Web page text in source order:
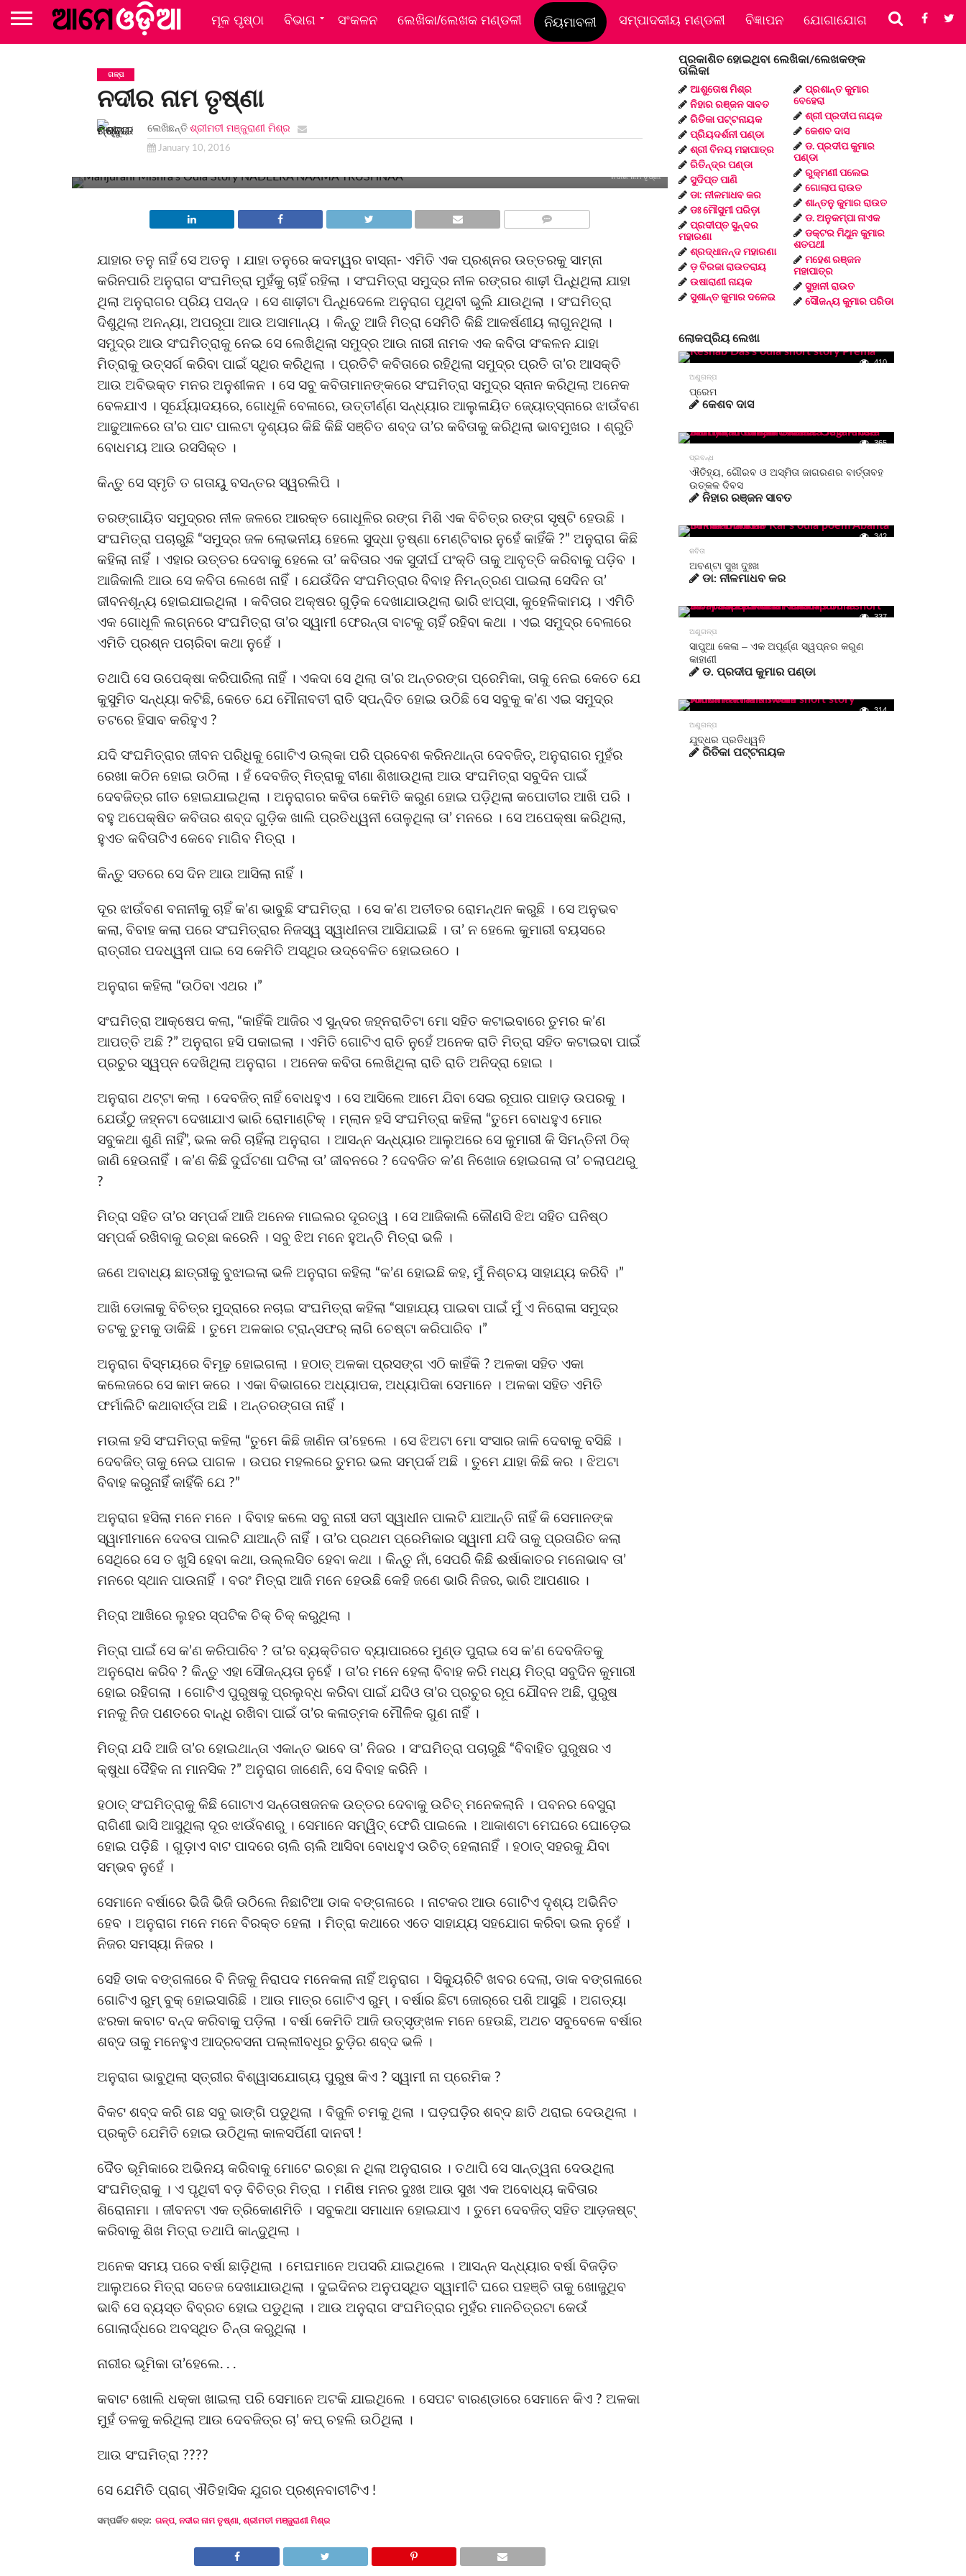
ମୂଳ ପୃଷ୍ଠା ବିଭାଗ ସଂକଳନ ଲେଖିକା/ଲେଖକ ମଣ୍ଡଳୀ ନିୟମାବଳୀ ସମ୍ପାଦକୀୟ ମଣ୍ଡଳୀ ବିଜ୍ଞାପନ ଯୋଗାଯୋଗ
ଗଳ୍ପ
ନଦୀର ନାମ ତୃଷ୍ଣା
ଲେଖିଛନ୍ତି ଶ୍ରୀମତୀ ମଞ୍ଜୁରାଣୀ ମିଶ୍ର
January 10, 2016
ଏ ପୃଥିବୀ ବଡ଼ ବିଚିତ୍ର ମିତ୍ରା । ମଣିଷ ମନର ଦୁଃଖ ଆଉ ସୁଖ ଏକ ଅବୋଧ୍ୟ
ନଦୀର ନାମ ତୃଷ୍ଣା
ଯାହାର ତନୁ ନାହିଁ ସେ ଅତନୁ । ଯାହା ତନୁରେ କଦମ୍ୱର ବାସ୍ନା- ଏମିତି ଏକ ପ୍ରଶ୍ନର ଉତ୍ତରକୁ ସାମ୍ନା
କରିନପାରି ଅନୁରାଗ ସଂଘମିତ୍ରା ମୁହଁକୁ ଚାହିଁ ରହିଲା । ସଂଘମିତ୍ରା ସମୁଦ୍ର ନୀଳ ରଙ୍ଗର ଶାଢ଼ୀ ପିନ୍ଧିଥିଲା ଯାହା
ଥିଲା ଅନୁରାଗର ପ୍ରିୟ ପସନ୍ଦ । ସେ ଶାଢ଼ୀଟା ପିନ୍ଧିଦେଲେ ଅନୁରାଗ ପୃଥିବୀ ଭୁଲି ଯାଉଥିଲା । ସଂଘମିତ୍ରା
ଦିଶୁଥିଲା ଅନନ୍ୟା, ଅପରୂପା ଆଉ ଅସାମାନ୍ୟ । କିନ୍ତୁ ଆଜି ମିତ୍ରା ସେମିତି କିଛି ଆକର୍ଷଣୀୟ ଲାଗୁନଥିଲା ।
ସମୁଦ୍ର ଆଉ ସଂଘମିତ୍ରାକୁ ନେଇ ସେ ଲେଖିଥିଲା ସମୁଦ୍ର ଆଉ ନାରୀ ନାମକ ଏକ କବିତା ସଂକଳନ ଯାହା
ମିତ୍ରାକୁ ଉତ୍ସର୍ଗ କରିବା ପାଇଁ ସ୍ଥିର କରିଥିଲା । ପ୍ରତିଟି କବିତାରେ ରହିଥିଲା ସମୁଦ୍ର ପ୍ରତି ତା’ର ଆସକ୍ତି
ଆଉ ଅବିଭକ୍ତ ମନର ଅନୁଶୀଳନ । ସେ ସବୁ କବିତାମାନଙ୍କରେ ସଂଘମିତ୍ରା ସମୁଦ୍ର ସ୍ନାନ କରିଥିଲା ଅନେକ
ବେଳଯାଏ । ସୂର୍ଯେ୍ୟାଦୟରେ, ଗୋଧୂଳି ବେଳାରେ, ଉତ୍ତୀର୍ଣ୍ଣ ସନ୍ଧ୍ୟାର ଆଲୁଳାୟିତ ଜ୍ୟୋତ୍ସ୍ନାରେ ଝାଉଁବଣ
ଆଢୁଆଳରେ ତା’ର ପାଟ ପାଲଟା ଦୃଶ୍ୟର କିଛି କିଛି ସଞ୍ଚିତ ଶବ୍ଦ ତା’ର କବିତାକୁ କରିଥିଲା ଭାବମୁଖର । ଶ୍ରୁତି
ବୋଧମୟ ଆଉ ରସସିକ୍ତ ।
କିନ୍ତୁ ସେ ସ୍ମୃତି ତ ଗତାୟୁ ବସନ୍ତର ସ୍ୱରଲିପି ।
ତରଙ୍ଗାୟିତ ସମୁଦ୍ରର ନୀଳ ଜଳରେ ଆରକ୍ତ ଗୋଧୂଳିର ରଙ୍ଗ ମିଶି ଏକ ବିଚିତ୍ର ରଙ୍ଗ ସୃଷ୍ଟି ହେଉଛି ।
ସଂଘମିତ୍ରା ପଚାରୁଛି “ସମୁଦ୍ର ଜଳ ଲୋଭନୀୟ ହେଲେ ସୁଦ୍ଧା ତୃଷ୍ଣା ମେଣ୍ଟିବାର ନୁହେଁ କାହିଁକି ?” ଅନୁରାଗ କିଛି
କହିଲା ନାହିଁ । ଏହାର ଉତ୍ତର ଦେବାକୁ ହେଲେ ତା’ କବିତାର ଏକ ସୁଦୀର୍ଘ ପଂକ୍ତି ତାକୁ ଆବୃତ୍ତି କରିବାକୁ ପଡ଼ିବ ।
ଆଜିକାଲି ଆଉ ସେ କବିତା ଲେଖେ ନାହିଁ । ଯେଉଁଦିନ ସଂଘମିତ୍ରାର ବିବାହ ନିମନ୍ତ୍ରଣ ପାଇଲା ସେଦିନ ତା’
ଜୀବନଶୂନ୍ୟ ହୋଇଯାଇଥିଲା । କବିତାର ଅକ୍ଷର ଗୁଡ଼ିକ ଦେଖାଯାଉଥିଲା ଭାରି ଝାପ୍ସା, କୁହେଳିକାମୟ । ଏମିତି
ଏକ ଗୋଧୂଳି ଲଗ୍ନରେ ସଂଘମିତ୍ରା ତା’ର ସ୍ୱାମୀ ଫେରନ୍ତା ବାଟକୁ ଚାହିଁ ରହିବା କଥା । ଏଇ ସମୁଦ୍ର ବେଳାରେ
ଏମିତି ପ୍ରଶ୍ନ ପଚାରିବା କଥା ନୁହେଁ ।
ତଥାପି ସେ ଉପେକ୍ଷା କରିପାରିଲା ନାହିଁ । ଏକଦା ସେ ଥିଲା ତା’ର ଅନ୍ତରଙ୍ଗ ପ୍ରେମିକା, ତାକୁ ନେଇ କେତେ ଯେ
କୁସୁମିତ ସନ୍ଧ୍ୟା କଟିଛି, କେତେ ଯେ ମୌନାବତୀ ରାତି ସ୍ପନ୍ଦିତ ହୋଇ ଉଠିଛି ସେ ସବୁକୁ କ’ଣ ଏଇ ସମୁଦ୍ର
ତଟରେ ହିସାବ କରିହୁଏ ?
ଯଦି ସଂଘମିତ୍ରାର ଜୀବନ ପରିଧିକୁ ଗୋଟିଏ ଉଲ୍କା ପରି ପ୍ରବେଶ କରିନଥାନ୍ତା ଦେବଜିତ୍, ଅନୁରାଗର ମୁହଁର
ରେଖା କଠିନ ହୋଇ ଉଠିଲା । ହଁ ଦେବଜିତ୍ ମିତ୍ରାକୁ ବୀଣା ଶିଖାଉଥିଲା ଆଉ ସଂଘମିତ୍ରା ସବୁଦିନ ପାଇଁ
ଦେବଜିତ୍‌ର ଗୀତ ହୋଇଯାଇଥିଲା । ଅନୁରାଗର କବିତା କେମିତି କରୁଣ ହୋଇ ପଡ଼ିଥିଲା କପୋତୀର ଆଖି ପରି ।
ବହୁ ଅପେକ୍ଷିତ କବିତାର ଶବ୍ଦ ଗୁଡ଼ିକ ଖାଲି ପ୍ରତିଧ୍ୱନୀ ତୋଳୁଥିଲା ତା’ ମନରେ । ସେ ଅପେକ୍ଷା କରିଥିଲା,
ହୁଏତ କବିତାଟିଏ କେବେ ମାଗିବ ମିତ୍ରା ।
କିନ୍ତୁ ସତରେ ସେ ଦିନ ଆଉ ଆସିଲା ନାହିଁ ।
ଦୂର ଝାଉଁବଣ ବନାନୀକୁ ଚାହିଁ କ’ଣ ଭାବୁଛି ସଂଘମିତ୍ରା । ସେ କ’ଣ ଅତୀତର ରୋମନ୍ଥନ କରୁଛି । ସେ ଅନୁଭବ
କଲା, ବିବାହ କଲା ପରେ ସଂଘମିତ୍ରାର ନିଜସ୍ୱ ସ୍ୱାଧୀନତା ଆସିଯାଇଛି । ତା’ ନ ହେଲେ କୁମାରୀ ବୟସରେ
ରାତ୍ରୀର ପଦଧ୍ୱନୀ ପାଇ ସେ କେମିତି ଅସ୍ଥିର ଉଦ୍‌ବେଳିତ ହୋଇଉଠେ ।
ଅନୁରାଗ କହିଲା “ଉଠିବା ଏଥର ।”
ସଂଘମିତ୍ରା ଆକ୍ଷେପ କଲା, “କାହିଁକି ଆଜିର ଏ ସୁନ୍ଦର ଜହ୍ନରାତିଟା ମୋ ସହିତ କଟାଇବାରେ ତୁମର କ’ଣ
ଆପତ୍ତି ଅଛି ?” ଅନୁରାଗ ହସି ପକାଇଲା । ଏମିତି ଗୋଟିଏ ରାତି ନୁହେଁ ଅନେକ ରାତି ମିତ୍ରା ସହିତ କଟାଇବା ପାଇଁ
ପ୍ରଚୁର ସ୍ୱପ୍ନ ଦେଖିଥିଲା ଅନୁରାଗ । ଅନେକ କବିତା ଲେଖିଥିଲା ରାତି ରାତି ଅନିଦ୍ରା ହୋଇ ।
ଅନୁରାଗ ଥଟ୍ଟା କଲା । ଦେବଜିତ୍ ନାହିଁ ବୋଧହୁଏ । ସେ ଆସିଲେ ଆମେ ଯିବା ସେଇ ରୂପାର ପାହାଡ଼ ଉପରକୁ ।
ଯେଉଁଠୁ ଜହ୍ନଟା ଦେଖାଯାଏ ଭାରି ରୋମାଣ୍ଟିକ୍ । ମ୍ଲାନ ହସି ସଂଘମିତ୍ରା କହିଲା “ତୁମେ ବୋଧହୁଏ ମୋର
ସବୁକଥା ଶୁଣି ନାହିଁ”, ଭଲ କରି ଚାହିଁଲା ଅନୁରାଗ । ଆସନ୍ନ ସନ୍ଧ୍ୟାର ଆଲୁଅରେ ସେ କୁମାରୀ କି ସିମନ୍ତିନୀ ଠିକ୍
ଜାଣି ହେଉନାହିଁ । କ’ଣ କିଛି ଦୁର୍ଘଟଣା ଘଟିଲା ତା’ ଜୀବନରେ ? ଦେବଜିତ କ’ଣ ନିଖୋଜ ହୋଇଗଲା ତା’ ଚଲାପଥରୁ
?
ମିତ୍ରା ସହିତ ତା’ର ସମ୍ପର୍କ ଆଜି ଅନେକ ମାଇଲର ଦୂରତ୍ୱ । ସେ ଆଜିକାଲି କୌଣସି ଝିଅ ସହିତ ଘନିଷ୍ଠ
ସମ୍ପର୍କ ରଖିବାକୁ ଇଚ୍ଛା କରେନି । ସବୁ ଝିଅ ମନେ ହୁଅନ୍ତି ମିତ୍ରା ଭଳି ।
ଜଣେ ଅବାଧ୍ୟ ଛାତ୍ରୀକୁ ବୁଝାଇଲା ଭଳି ଅନୁରାଗ କହିଲା “କ’ଣ ହୋଇଛି କହ, ମୁଁ ନିଶ୍ଚୟ ସାହାଯ୍ୟ କରିବି ।”
ଆଖି ଡୋଳାକୁ ବିଚିତ୍ର ମୁଦ୍ରାରେ ନଚାଇ ସଂଘମିତ୍ରା କହିଲା “ସାହାଯ୍ୟ ପାଇବା ପାଇଁ ମୁଁ ଏ ନିରୋଳା ସମୁଦ୍ର
ତଟକୁ ତୁମକୁ ଡାକିଛି । ତୁମେ ଅଳକାର ଟ୍ରାନ୍ସଫର୍ ଲାଗି ଚେଷ୍ଟା କରିପାରିବ ।”
ଅନୁରାଗ ବିସ୍ମୟରେ ବିମୂଢ଼ ହୋଇଗଲା । ହଠାତ୍ ଅଳକା ପ୍ରସଙ୍ଗ ଏଠି କାହିଁକି ? ଅଳକା ସହିତ ଏକା
କଲେଜରେ ସେ କାମ କରେ । ଏକା ବିଭାଗରେ ଅଧ୍ୟାପକ, ଅଧ୍ୟାପିକା ସେମାନେ । ଅଳକା ସହିତ ଏମିତି
ଫର୍ମାଲିଟି କଥାବାର୍ତ୍ତା ଅଛି । ଅନ୍ତରଙ୍ଗତା ନାହିଁ ।
ମଉଳା ହସି ସଂଘମିତ୍ରା କହିଲା “ତୁମେ କିଛି ଜାଣିନ ତା’ହେଲେ । ସେ ଝିଅଟା ମୋ ସଂସାର ଜାଳି ଦେବାକୁ ବସିଛି ।
ଦେବଜିତ୍ ତାକୁ ନେଇ ପାଗଳ । ଉପର ମହଲରେ ତୁମର ଭଲ ସମ୍ପର୍କ ଅଛି । ତୁମେ ଯାହା କିଛି କର । ଝିଅଟା
ବିବାହ କରୁନାହିଁ କାହିଁକି ଯେ ?”
ଅନୁରାଗ ହସିଲା ମନେ ମନେ । ବିବାହ କଲେ ସବୁ ନାରୀ ସତୀ ସ୍ୱାଧୀନ ପାଲଟି ଯାଆନ୍ତି ନାହିଁ କି ସେମାନଙ୍କ
ସ୍ୱାମୀମାନେ ଦେବତା ପାଲଟି ଯାଆନ୍ତି ନାହିଁ । ତା’ର ପ୍ରଥମ ପ୍ରେମିକାର ସ୍ୱାମୀ ଯଦି ତାକୁ ପ୍ରତାରିତ କଲା
ସେଥିରେ ସେ ତ ଖୁସି ହେବା କଥା, ଉଲ୍ଲସିତ ହେବା କଥା । କିନ୍ତୁ ନାଁ, ସେପରି କିଛି ଈର୍ଷାକାତର ମନୋଭାବ ତା’
ମନରେ ସ୍ଥାନ ପାଉନାହିଁ । ବରଂ ମିତ୍ରା ଆଜି ମନେ ହେଉଛି କେହି ଜଣେ ଭାରି ନିଜର, ଭାରି ଆପଣାର ।
ମିତ୍ରା ଆଖିରେ ଲୁହର ସ୍ପଟିକ ଚିକ୍ ଚିକ୍ କରୁଥିଲା ।
ମିତ୍ରା ପାଇଁ ସେ କ’ଣ କରିପାରିବ ? ତା’ର ବ୍ୟକ୍ତିଗତ ବ୍ୟାପାରରେ ମୁଣ୍ଡ ପୁରାଇ ସେ କ’ଣ ଦେବଜିତକୁ
ଅନୁରୋଧ କରିବ ? କିନ୍ତୁ ଏହା ସୌଜନ୍ୟତା ନୁହେଁ । ତା’ର ମନେ ହେଲା ବିବାହ କରି ମଧ୍ୟ ମିତ୍ରା ସବୁଦିନ କୁମାରୀ
ହୋଇ ରହିଗଲା । ଗୋଟିଏ ପୁରୁଷକୁ ପ୍ରଲୁବ୍ଧ କରିବା ପାଇଁ ଯଦିଓ ତା’ର ପ୍ରଚୁର ରୂପ ଯୌବନ ଅଛି, ପୁରୁଷ
ମନକୁ ନିଜ ପଣତରେ ବାନ୍ଧି ରଖିବା ପାଇଁ ତା’ର କଳାତ୍ମକ ମୌଳିକ ଗୁଣ ନାହିଁ ।
ମିତ୍ରା ଯଦି ଆଜି ତା’ର ହୋଇଥାନ୍ତା ଏକାନ୍ତ ଭାବେ ତା’ ନିଜର । ସଂଘମିତ୍ରା ପଚାରୁଛି “ବିବାହିତ ପୁରୁଷର ଏ
କ୍ଷୁଧା ଦୈହିକ ନା ମାନସିକ ?” ଅନୁରାଗ ଜାଣେନି, ସେ ବିବାହ କରିନି ।
ହଠାତ୍ ସଂଘମିତ୍ରାକୁ କିଛି ଗୋଟାଏ ସନ୍ତୋଷଜନକ ଉତ୍ତର ଦେବାକୁ ଉଚିତ୍ ମନେକଲାନି । ପବନର ବେସୁରା
ରାଗିଣୀ ଭାସି ଆସୁଥିଲା ଦୂର ଝାଉଁବଣରୁ । ସେମାନେ ସମ୍ୱିତ୍ ଫେରି ପାଇଲେ । ଆକାଶଟା ମେଘରେ ଘୋଡ଼େଇ
ହୋଇ ପଡ଼ିଛି । ଗୁଡ଼ାଏ ବାଟ ପାଦରେ ଚାଲି ଚାଲି ଆସିବା ବୋଧହୁଏ ଉଚିତ୍ ହେଲାନାହିଁ । ହଠାତ୍ ସହରକୁ ଯିବା
ସମ୍ଭବ ନୁହେଁ ।
ସେମାନେ ବର୍ଷାରେ ଭିଜି ଭିଜି ଉଠିଲେ ନିଛାଟିଆ ଡାକ ବଙ୍ଗଳାରେ । ନାଟକର ଆଉ ଗୋଟିଏ ଦୃଶ୍ୟ ଅଭିନିତ
ହେବ । ଅନୁରାଗ ମନେ ମନେ ବିରକ୍ତ ହେଲା । ମିତ୍ରା କଥାରେ ଏତେ ସାହାଯ୍ୟ ସହଯୋଗ କରିବା ଭଲ ନୁହେଁ ।
ନିଜର ସମସ୍ୟା ନିଜର ।
ସେହି ଡାକ ବଙ୍ଗଳାରେ ବି ନିଜକୁ ନିରାପଦ ମନେକଲା ନାହିଁ ଅନୁରାଗ । ସିକୁ୍ୟରିଟି ଖବର ଦେଲା, ଡାକ ବଙ୍ଗଳାରେ
ଗୋଟିଏ ରୁମ୍ ବୁକ୍ ହୋଇସାରିଛି । ଆଉ ମାତ୍ର ଗୋଟିଏ ରୁମ୍ । ବର୍ଷାର ଛିଟା ଜୋର୍‌ରେ ପଶି ଆସୁଛି । ଅଗତ୍ୟା
ଝରକା କବାଟ ବନ୍ଦ କରିବାକୁ ପଡ଼ିଲା । ବର୍ଷା କେମିତି ଆଜି ଉତ୍ସୃଙ୍ଖଳ ମନେ ହେଉଛି, ଅଥଚ ସବୁବେଳେ ବର୍ଷାର
ଶବ୍ଦ ତାକୁ ମନେହୁଏ ଆଦ୍ରବସନା ପଲ୍ଲୀବଧୂର ଚୁଡ଼ିର ଶବ୍ଦ ଭଳି ।
ଅନୁରାଗ ଭାବୁଥିଲା ସ୍ତ୍ରୀର ବିଶ୍ୱାସଯୋଗ୍ୟ ପୁରୁଷ କିଏ ? ସ୍ୱାମୀ ନା ପ୍ରେମିକ ?
ବିକଟ ଶବ୍ଦ କରି ଗଛ ସବୁ ଭାଙ୍ଗି ପଡୁଥିଲା । ବିଜୁଳି ଚମକୁ ଥିଲା । ଘଡ଼ଘଡ଼ିର ଶବ୍ଦ ଛାତି ଥରାଇ ଦେଉଥିଲା ।
ପ୍ରକୃତି ଯେମିତି ହୋଇ ଉଠିଥିଲା କାଳସର୍ପିଣୀ ଦାନବୀ !
ଦୈତ ଭୂମିକାରେ ଅଭିନୟ କରିବାକୁ ମୋଟେ ଇଚ୍ଛା ନ ଥିଲା ଅନୁରାଗର । ତଥାପି ସେ ସାନ୍ତ୍ୱନା ଦେଉଥିଲା
ସଂଘମିତ୍ରାକୁ । ଏ ପୃଥିବୀ ବଡ଼ ବିଚିତ୍ର ମିତ୍ରା । ମଣିଷ ମନର ଦୁଃଖ ଆଉ ସୁଖ ଏକ ଅବୋଧ୍ୟ କବିତାର
ଶିରୋନାମା । ଜୀବନଟା ଏକ ତ୍ରିକୋଣମିତି । ସବୁକଥା ସମାଧାନ ହୋଇଯାଏ । ତୁମେ ଦେବଜିତ୍ ସହିତ ଆଡ଼ଜଷ୍ଟ୍
କରିବାକୁ ଶିଖ ମିତ୍ରା ତଥାପି କାନ୍ଦୁଥିଲା ।
ଅନେକ ସମୟ ପରେ ବର୍ଷା ଛାଡ଼ିଥିଲା । ମେଘମାନେ ଅପସରି ଯାଇଥିଲେ । ଆସନ୍ନ ସନ୍ଧ୍ୟାର ବର୍ଷା ବିଜଡ଼ିତ
ଆଲୁଅରେ ମିତ୍ରା ସତେଜ ଦେଖାଯାଉଥିଲା । ଦୁଇଦିନର ଅନୁପସ୍ଥିତ ସ୍ୱାମୀଟି ଘରେ ପହଞ୍ଚି ତାକୁ ଖୋଜୁଥିବ
ଭାବି ସେ ବ୍ୟସ୍ତ ବିବ୍ରତ ହୋଇ ପଡୁଥିଲା । ଆଉ ଅନୁରାଗ ସଂଘମିତ୍ରାର ମୁହଁର ମାନଚିତ୍ରଟା କେଉଁ
ଗୋଲାର୍ଦ୍ଧରେ ଅବସ୍ଥିତ ଚିନ୍ତା କରୁଥିଲା ।
ନାରୀର ଭୂମିକା ତା’ହେଲେ. . .
କବାଟ ଖୋଲି ଧକ୍କା ଖାଇଲା ପରି ସେମାନେ ଅଟକି ଯାଇଥିଲେ । ସେପଟ ବାରଣ୍ଡାରେ ସେମାନେ କିଏ ? ଅଳକା
ମୁହଁ ତଳକୁ କରିଥିଲା ଆଉ ଦେବଜିତ୍‌ର ଚା’ କପ୍ ଚହଲି ଉଠିଥିଲା ।
ଆଉ ସଂଘମିତ୍ରା ????
ସେ ଯେମିତି ପ୍ରାଗ୍ ଐତିହାସିକ ଯୁଗର ପ୍ରଶ୍ନବାଚୀଟିଏ !
ସମ୍ପର୍କିତ ଶବ୍ଦ: ଗଳ୍ପ, ନଦୀର ନାମ ତୃଷ୍ଣା, ଶ୍ରୀମତୀ ମଞ୍ଜୁରାଣୀ ମିଶ୍ର
ପ୍ରକାଶିତ ହୋଇଥିବା ଲେଖିକା/ଲେଖକଙ୍କ
ତାଲିକା
ଆଶୁତୋଷ ମିଶ୍ର
ନିହାର ରଞ୍ଜନ ସାବତ
ରିତିକା ପଟ୍ଟନାୟକ
ପ୍ରିୟଦର୍ଶନୀ ପଣ୍ଡା
ଶ୍ରୀ ବିନୟ ମହାପାତ୍ର
ରିତିନ୍ଦ୍ର ପଣ୍ଡା
ସୁଦିପ୍ତ ପାଣି
ଡା: ନୀଳମାଧବ କର
ଡଃ ମୌସୁମୀ ପରିଡ଼ା
ପ୍ରଦୀପ୍ତ ସୁନ୍ଦର
ମହାରଣା
ଶ୍ରଦ୍ଧାନନ୍ଦ ମହାରଣା
ଡ଼ ବିରଜା ରାଉତରାୟ
ଉଷାରାଣୀ ନାୟକ
ସୁଶାନ୍ତ କୁମାର ଦଳେଇ
ପ୍ରଶାନ୍ତ କୁମାର
ବେହେରା
ଶ୍ରୀ ପ୍ରଦୀପ ନାୟକ
କେଶବ ଦାସ
ଡ. ପ୍ରଦୀପ କୁମାର
ପଣ୍ଡା
ରୁକ୍ମଣୀ ପଲେଇ
ଗୋଲାପ ରାଉତ
ଶାନ୍ତନୁ କୁମାର ରାଉତ
ଡ. ଅନୁକମ୍ପା ନାଏକ
ଡକ୍ଟର ମିଥୁନ କୁମାର
ଶତପଥୀ
ମହେଶ ରଞ୍ଜନ
ମହାପାତ୍ର
ସୁହାନୀ ରାଉତ
ସୌଜନ୍ୟ କୁମାର ପରିଡା
ଲୋକପ୍ରିୟ ଲେଖା
410
ଅଣୁଗଳ୍ପ
ପ୍ରେମ
କେଶବ ଦାସ
365
ପ୍ରବନ୍ଧ
ଐତିହ୍ୟ, ଗୌରବ ଓ ଅସ୍ମିତା ଜାଗରଣର ବାର୍ତ୍ତାବହ
ଉତ୍କଳ ଦିବସ
ନିହାର ରଞ୍ଜନ ସାବତ
342
କବିତା
ଅବଣ୍ଟା ସୁଖ ଦୁଃଖ
ଡା: ନୀଳମାଧବ କର
337
ଅଣୁଗଳ୍ପ
ସାପୁଆ କେଳା – ଏକ ଅପୂର୍ଣ୍ଣ ସ୍ୱପ୍ନର କରୁଣ
କାହାଣୀ
ଡ. ପ୍ରଦୀପ କୁମାର ପଣ୍ଡା
314
ଅଣୁଗଳ୍ପ
ଯୁଦ୍ଧର ପ୍ରତିଧ୍ୱନି
ରିତିକା ପଟ୍ଟନାୟକ